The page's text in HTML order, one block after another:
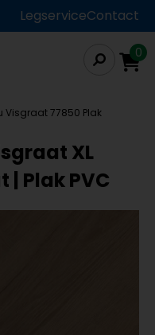
LegserviceContact
0
Visgraat 77850 Plak
XL
| Plak PVC